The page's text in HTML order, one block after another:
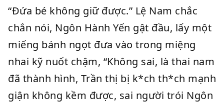
“Đứa bé không giữ được.” Lệ Nam chắc
chắn nói, Ngôn Hành Yến gật đầu, lấy một
miếng bánh ngọt đưa vào trong miệng
nhai kỹ nuốt chậm, “Không sai, là thai nam
đã thành hình, Trần thị bị k*ch th*ch mạnh
giận không kềm được, sai người trói Ngôn